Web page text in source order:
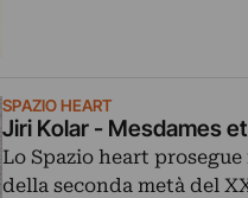
SPAZIO HEART
Jiri Kolar - Mesdames
Lo Spazio heart
della seconda metà del